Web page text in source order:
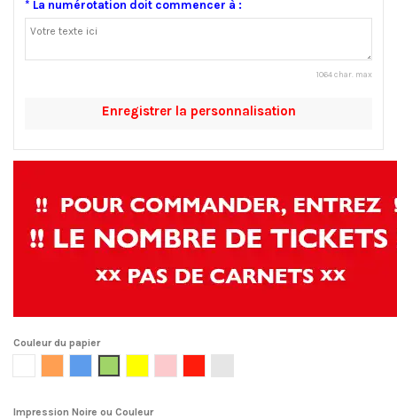
* La numérotation doit commencer à :
1064 char. max
Enregistrer la personnalisation
Couleur du papier
Impression Noire ou Couleur